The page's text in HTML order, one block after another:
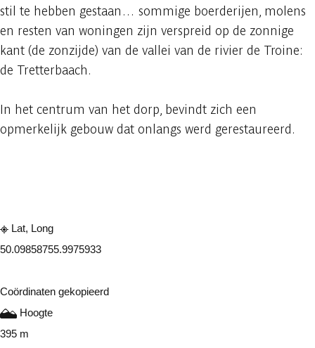
stil te hebben gestaan… sommige boerderijen, molens
en resten van woningen zijn verspreid op de zonnige
kant (de zonzijde) van de vallei van de rivier de Troine:
de Tretterbaach.
In het centrum van het dorp, bevindt zich een
opmerkelijk gebouw dat onlangs werd gerestaureerd.
Lat, Long
50.09858755.9975933
Coördinaten gekopieerd
Hoogte
395 m